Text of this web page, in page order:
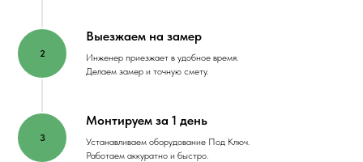
Выезжаем на замер
Инженер приезжает в удобное время.
Делаем замер и точную смету.
Монтируем за 1 день
Устанавливаем оборудование Под Ключ.
Работаем аккуратно и быстро.